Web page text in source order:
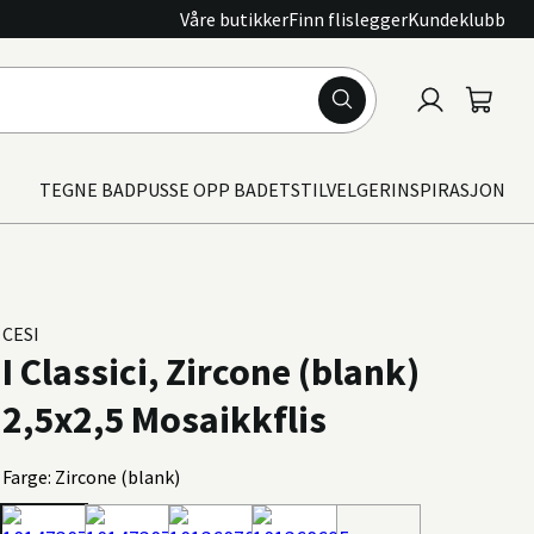
Våre butikkerFinn flisleggerKundeklubb
TEGNE BADPUSSE OPP BADETSTILVELGERINSPIRASJON
CESI
I Classici, Zircone (blank)
2,5x2,5 Mosaikkflis
Farge: Zircone (blank)